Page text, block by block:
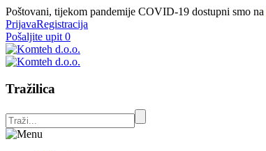
Poštovani, tijekom pandemije COVID-19 dostupni smo na
PrijavaRegistracija
Pošaljite upit 0
Tražilica